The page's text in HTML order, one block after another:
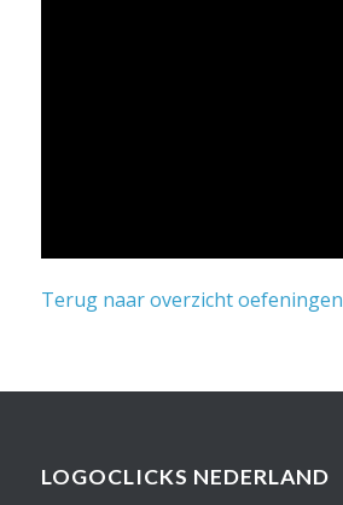
Terug naar overzicht oefeningen
LOGOCLICKS NEDERLAND